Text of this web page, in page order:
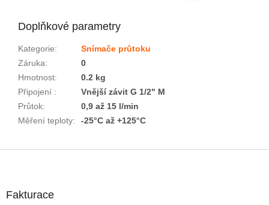
Doplňkové parametry
Kategorie:
Snímače průtoku
Záruka:
0
Hmotnost:
0.2 kg
Připojení :
Vnější závit G 1/2" M
Průtok:
0,9 až 15 l/min
Měření teploty: -25°C až +125°C
Fakturace